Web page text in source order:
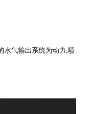
水气输出系统为动力,喷